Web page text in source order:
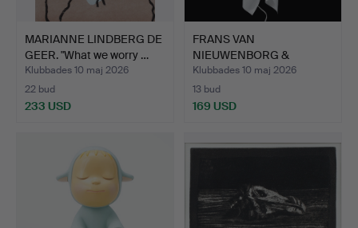
MARIANNE LINDBERG DE
GEER. "What we worry …
Klubbades 10 maj 2026
22 bud
233 USD
FRANS VAN
NIEUWENBORG &
MARTIJN WEGMAN. Vä…
Klubbades 10 maj 2026
13 bud
169 USD